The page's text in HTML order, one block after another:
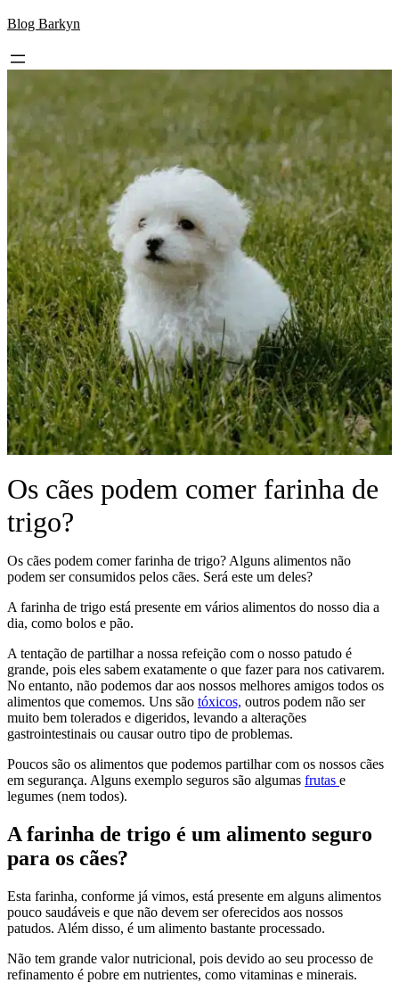
Skip
content
Blog Barkyn
Os cães podem comer farinha de
trigo?
Os cães podem comer farinha de trigo? Alguns alimentos não
podem ser consumidos pelos cães. Será este um deles?
A farinha de trigo está presente em vários alimentos do nosso dia a
dia, como bolos e pão.
A tentação de partilhar a nossa refeição com o nosso patudo é
grande, pois eles sabem exatamente o que fazer para nos cativarem.
No entanto, não podemos dar aos nossos melhores amigos todos os
alimentos que comemos. Uns são tóxicos, outros podem não ser
muito bem tolerados e digeridos, levando a alterações
gastrointestinais ou causar outro tipo de problemas.
Poucos são os alimentos que podemos partilhar com os nossos cães
em segurança. Alguns exemplo seguros são algumas frutas e
legumes (nem todos).
A farinha de trigo é um alimento seguro
para os cães?
Esta farinha, conforme já vimos, está presente em alguns alimentos
pouco saudáveis e que não devem ser oferecidos aos nossos
patudos. Além disso, é um alimento bastante processado.
Não tem grande valor nutricional, pois devido ao seu processo de
refinamento é pobre em nutrientes, como vitaminas e minerais.